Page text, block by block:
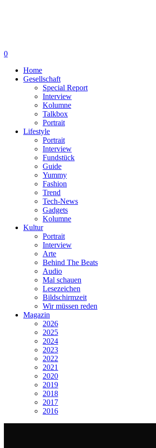
0
Home
Gesellschaft
Special Report
Interview
Kolumne
Talkbox
Portrait
Lifestyle
Portrait
Interview
Fundstück
Guide
Yummy
Fashion
Trend
Tech-News
Gadgets
Kolumne
Kultur
Portrait
Interview
Arte
Behind The Beats
Audio
Mal schauen
Lesezeichen
Bildschirmzeit
Wir müssen reden
Magazin
2026
2025
2024
2023
2022
2021
2020
2019
2018
2017
2016